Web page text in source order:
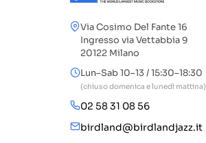
Via Cosimo Del Fante 16
Ingresso via Vettabbia 9
20122 Milano
Lun–Sab 10–13 / 15:30–18:30
(chiuso domenica e lunedì mattina)
02 58 31 08 56
birdland@birdlandjazz.it